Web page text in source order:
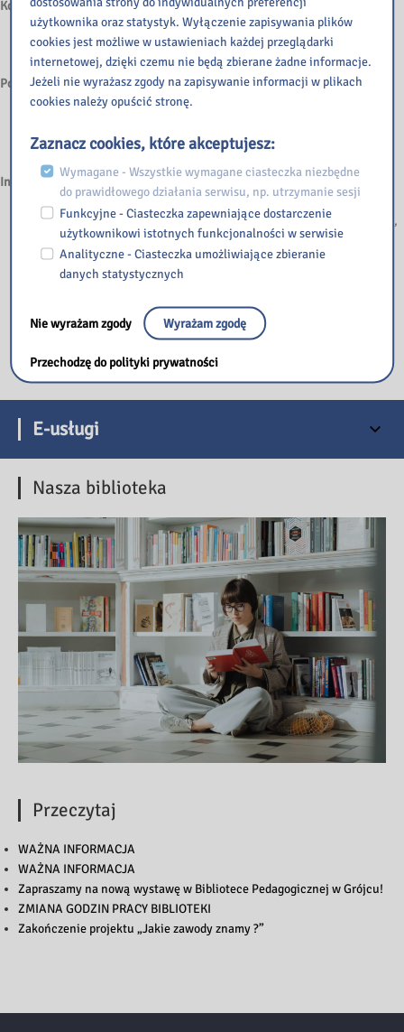
Komunikacja pozioma wewnątrz budynku
Korytarze są wąskie i utrudniają poruszanie się po obiekcie.
Pomieszczenia higieniczno-sanitarne
osób niepełnosprawnych.
Inne informacje nt. dostępności
W budynku nie ma oznaczeń w alfabecie brajla, pętli indukcyjnych,
oznaczeń kontrastowych lub w druku powiększonego dla osób
niewidomych i słabowidzących.
Do budynku można wejść z psem asystującym i psem
Biblioteka nie udostępnia usługi tłumaczenia polskiego języka
E-usługi
Nasza biblioteka
Przeczytaj
WAŻNA INFORMACJA
WAŻNA INFORMACJA
Zapraszamy na nową wystawę w Bibliotece Pedagogicznej w Grójcu!
ZMIANA GODZIN PRACY BIBLIOTEKI
Zakończenie projektu „Jakie zawody znamy ?”
użytkownika oraz statystyk. Wyłączenie zapisywania plików
cookies jest możliwe w ustawieniach każdej przeglądarki
internetowej, dzięki czemu nie będą zbierane żadne informacje.
Jeżeli nie wyrażasz zgody na zapisywanie informacji w plikach
cookies należy opuścić stronę.
Zaznacz cookies, które akceptujesz:
Wymagane - Wszystkie wymagane ciasteczka niezbędne
do prawidłowego działania serwisu, np. utrzymanie sesji
Funkcyjne - Ciasteczka zapewniające dostarczenie
użytkownikowi istotnych funkcjonalności w serwisie
Analityczne - Ciasteczka umożliwiające zbieranie
danych statystycznych
Nie wyrażam zgody Wyrażam zgodę
Przechodzę do polityki prywatności